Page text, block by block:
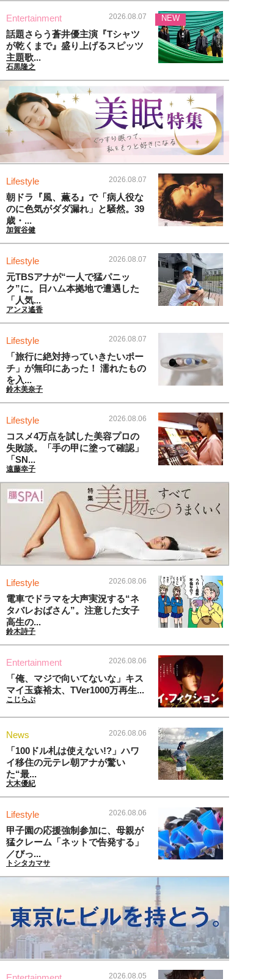
Entertainment 2026.08.07
話題さらう蒼井優主演『Tシャツ
が乾くまで』盛り上げるスピッツ
主題歌...
石黒隆之
NEW
Lifestyle 2026.08.07
朝ドラ『風、薫る』で「病人役な
のに色気がダダ漏れ」と騒然。39
歳・...
加賀谷健
Lifestyle 2026.08.07
元TBSアナが“一人で猛パニッ
ク”に。日ハム本拠地で遭遇した
「人気...
アンヌ遙香
Lifestyle 2026.08.07
「旅行に絶対持っていきたいポー
チ」が無印にあった！ 濡れたもの
を入...
鈴木美奈子
Lifestyle 2026.08.06
コスメ4万点を試した美容プロの
失敗談。「手の甲に塗って確認」
「SN...
遠藤幸子
Lifestyle 2026.08.06
電車でドラマを大声実況する“ネ
タバレおばさん”。注意した女子
高生の...
鈴木詩子
Entertainment 2026.08.06
「俺、マジで向いてないな」キス
マイ玉森裕太、TVer1000万再生...
こじらぶ
News 2026.08.06
「100ドル札は使えない!?」ハワ
イ移住の元テレ朝アナが驚い
た“最...
大木優紀
Lifestyle 2026.08.06
甲子園の応援強制参加に、母親が
猛クレーム「ネットで告発する」
／びっ...
トシタカマサ
2026.08.05